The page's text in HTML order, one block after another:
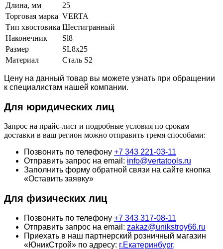
Длина, мм
25
Торговая марка VERTA
Тип хвостовика Шестигранный
Наконечник
Sl8
Размер
SL8х25
Материал
Сталь S2
Цену на данный товар вы можете узнать при обращении
к специалистам нашей компании.
Для юридических лиц
Запрос на прайс-лист и подробные условия по срокам
доставки в ваш регион можно отправить тремя способами:
Позвонить по телефону +7 343 221-03-11
Отправить запрос на email: info@vertatools.ru
Заполнить форму обратной связи на сайте кнопка
«Оставить заявку»
Для физических лиц
Позвонить по телефону +7 343 317-08-11
Отправить запрос на email: zakaz@unikstroy66.ru
Приехать в наш партнерский розничный магазин
«ЮникСтрой» по адресу: г.Екатеринбург,